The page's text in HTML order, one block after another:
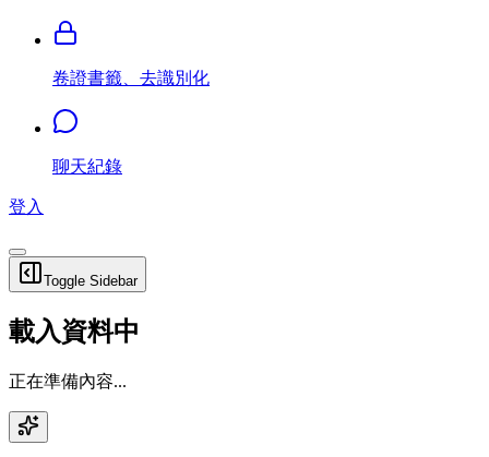
卷證書籤、去識別化
聊天紀錄
登入
Toggle Sidebar
載入資料中
正在準備內容...